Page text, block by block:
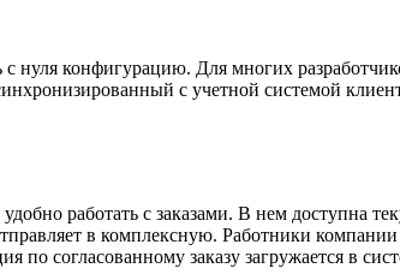
конфигурацию. Для многих
с учетной системой
работать с заказами. В нем доступна
в комплексную. Работники
по согласованному заказу загружается в